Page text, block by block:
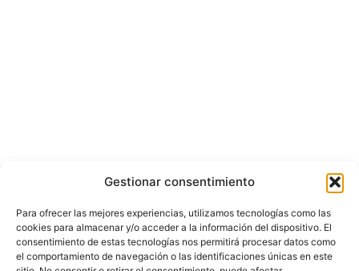
Gestionar consentimiento
Para ofrecer las mejores experiencias, utilizamos tecnologías como las
cookies para almacenar y/o acceder a la información del dispositivo. El
consentimiento de estas tecnologías nos permitirá procesar datos como
el comportamiento de navegación o las identificaciones únicas en este